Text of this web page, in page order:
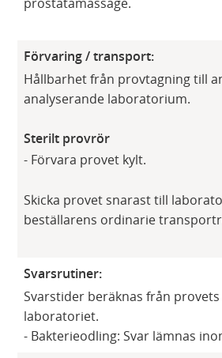
Förvaring / transport:
Hållbarhet från provtagning till
analyserande laboratorium.
Sterilt provrör
- Förvara provet kylt.
Skicka provet snarast till
beställarens ordinarie
Svarsrutiner:
S​varstider beräknas från
laboratoriet​.
​- Bakterieodling: Svar lämnas